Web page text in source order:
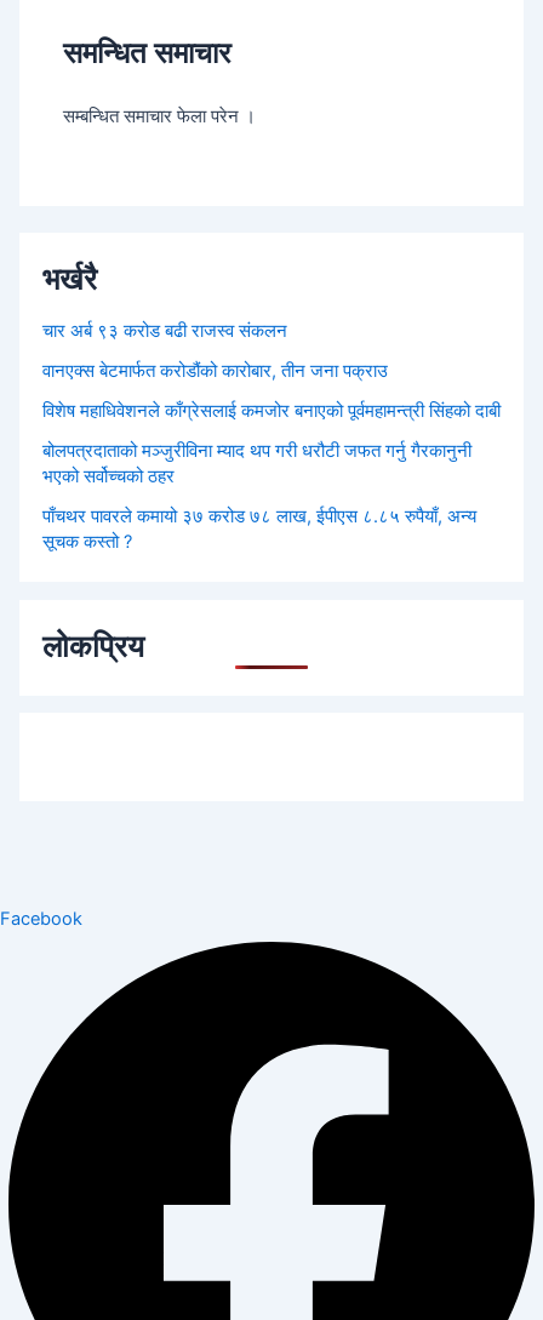
समन्धित समाचार
सम्बन्धित समाचार फेला परेन ।
भर्खरै
चार अर्ब ९३ करोड बढी राजस्व संकलन
वानएक्स बेटमार्फत करोडौंको कारोबार, तीन जना पक्राउ
विशेष महाधिवेशनले काँग्रेसलाई कमजोर बनाएको पूर्वमहामन्त्री सिंहको दाबी
बोलपत्रदाताको मञ्जुरीविना म्याद थप गरी धरौटी जफत गर्नु गैरकानुनी
भएको सर्वोच्चको ठहर
पाँचथर पावरले कमायो ३७ करोड ७८ लाख, ईपीएस ८.८५ रुपैयाँ, अन्य
सूचक कस्तो ?
लोकप्रिय
Facebook